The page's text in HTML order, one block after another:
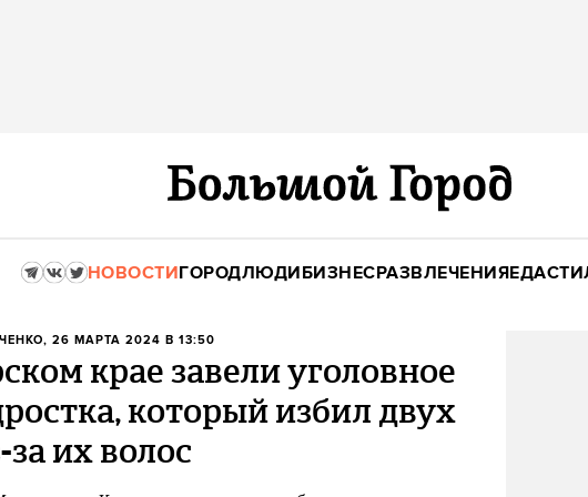
НОВОСТИГОРОДЛЮДИБИЗНЕСРАЗВЛЕЧЕНИЯЕДА
, 26 МАРТА 2024 В 13:50
крае завели уголовное
который избил двух
их волос